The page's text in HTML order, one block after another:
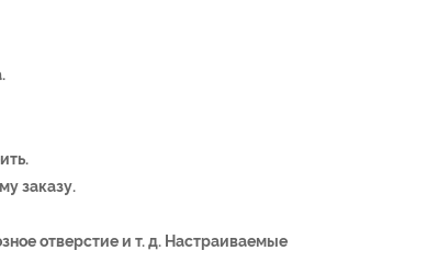
заказу.
отверстие и т. д. Настраиваемые